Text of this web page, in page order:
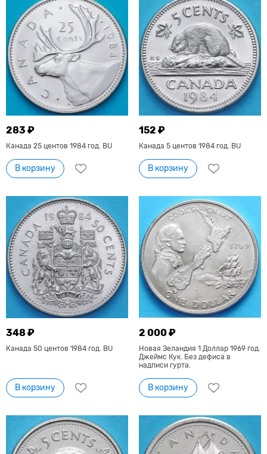
283 ₽
Канада 25 центов 1984 год. BU
В корзину
152 ₽
Канада 5 центов 1984 год. BU
В корзину
348 ₽
Канада 50 центов 1984 год. BU
В корзину
2 000 ₽
Новая Зеландия 1 Доллар 1969 год.
Джеймс Кук. Без дефиса в
надписи гурта.
В корзину